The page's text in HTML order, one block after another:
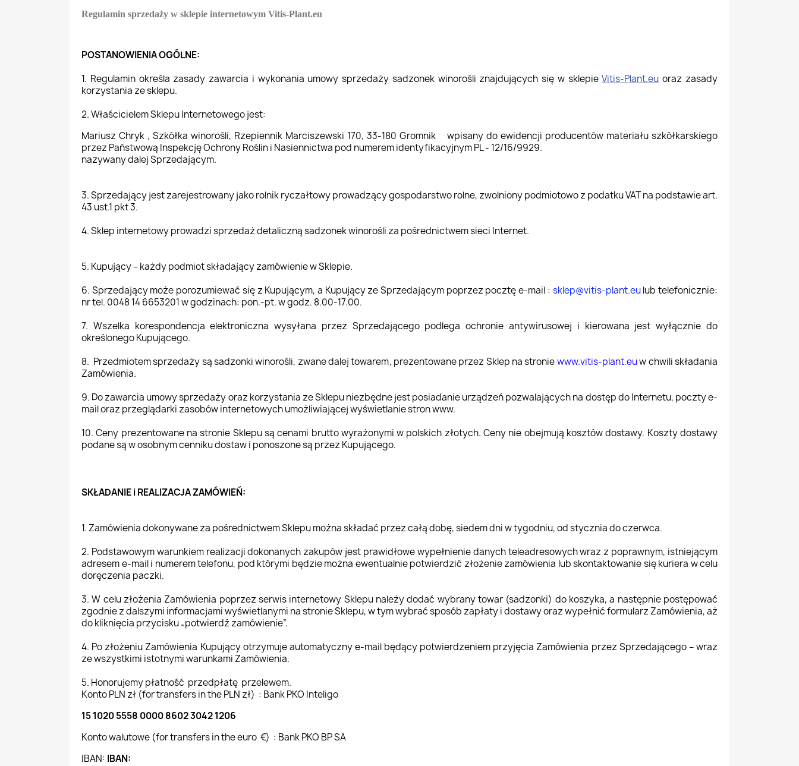
Regulamin sprzedaży w sklepie internetowym Vitis-Plant.eu
POSTANOWIENIA OGÓLNE:
1. Regulamin określa zasady zawarcia i wykonania umowy sprzedaży sadzonek winorośli znajdujących się w sklepieVitis-Plant.eu oraz zasady
korzystania ze sklepu.
2. Właścicielem Sklepu Internetowego jest:
Mariusz Chryk , Szkółka winorośli, Rzepiennik Marciszewski 170, 33-180 Gromnik wpisany do ewidencji producentów materiału szkółkarskiego
przez Państwową Inspekcję Ochrony Roślin i Nasiennictwa pod numerem identyfikacyjnym PL - 12/16/9929.
nazywany dalej Sprzedającym.
3. Sprzedający jest zarejestrowany jako rolnik ryczałtowy prowadzący gospodarstwo rolne, zwolniony podmiotowo z podatku VAT na podstawie art.
43 ust.1 pkt 3.
4. Sklep internetowy prowadzi sprzedaż detaliczną sadzonek winorośli za pośrednictwem sieci Internet.
5. Kupujący – każdy podmiot składający zamówienie w Sklepie.
6. Sprzedający może porozumiewać się z Kupującym, a Kupujący ze Sprzedającym poprzez pocztę e-mail : sklep@vitis-plant.eu lub telefonicznie:
nr tel. 0048 14 6653201 w godzinach: pon.-pt. w godz. 8.00-17.00.
7. Wszelka korespondencja elektroniczna wysyłana przez Sprzedającego podlega ochronie antywirusowej i kierowana jest wyłącznie do
określonego Kupującego.
8. Przedmiotem sprzedaży są sadzonki winorośli, zwane dalej towarem, prezentowane przez Sklep na stroniewww.vitis-plant.euw chwili składania
Zamówienia.
9. Do zawarcia umowy sprzedaży oraz korzystania ze Sklepu niezbędne jest posiadanie urządzeń pozwalających na dostęp do Internetu, poczty e-
mail oraz przeglądarki zasobów internetowych umożliwiającej wyświetlanie stron www.
10. Ceny prezentowane na stronie Sklepu są cenami brutto wyrażonymi w polskich złotych. Ceny nie obejmują kosztów dostawy. Koszty dostawy
podane są w osobnym cenniku dostaw i ponoszone są przez Kupującego.
SKŁADANIE i REALIZACJA ZAMÓWIEŃ:
1. Zamówienia dokonywane za pośrednictwem Sklepu można składać przez całą dobę, siedem dni w tygodniu, od stycznia do czerwca.
2. Podstawowym warunkiem realizacji dokonanych zakupów jest prawidłowe wypełnienie danych teleadresowych wraz z poprawnym, istniejącym
adresem e-mail i numerem telefonu, pod którymi będzie można ewentualnie potwierdzić złożenie zamówienia lub skontaktowanie się kuriera w celu
doręczenia paczki.
3. W celu złożenia Zamówienia poprzez serwis internetowy Sklepu należy dodać wybrany towar (sadzonki) do koszyka, a następnie postępować
zgodnie z dalszymi informacjami wyświetlanymi na stronie Sklepu, w tym wybrać sposób zapłaty i dostawy oraz wypełnić formularz Zamówienia, aż
do kliknięcia przycisku „potwierdź zamówienie”.
4. Po złożeniu Zamówienia Kupujący otrzymuje automatyczny e-mail będący potwierdzeniem przyjęcia Zamówienia przez Sprzedającego – wraz
ze wszystkimi istotnymi warunkami Zamówienia.
5. Honorujemy płatność przedpłatę przelewem.
Konto PLN zł (for transfers in the PLN zł) : Bank PKO Inteligo
15 1020 5558 0000 8602 3042 1206
Konto walutowe (for transfers in the euro €) : Bank PKO BP SA
IBAN: IBAN: